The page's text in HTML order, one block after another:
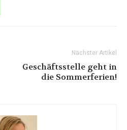
Nächster Artikel
Geschäftsstelle geht in
die Sommerferien!